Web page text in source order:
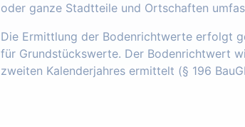
oder ganze Stadtteile und Ortschaften
Die Ermittlung der Bodenrichtwerte erfolgt
für Grundstückswerte. Der Bodenrichtwert
zweiten Kalenderjahres ermittelt (§ 196